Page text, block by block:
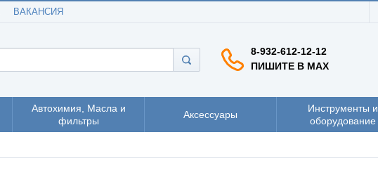
ВАКАНСИЯ
8-932-612-12-12
ПИШИТЕ В MAX
Автохимия, Масла и
фильтры
Аксессуары
Инструменты и
оборудование